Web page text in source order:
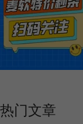
热门文章